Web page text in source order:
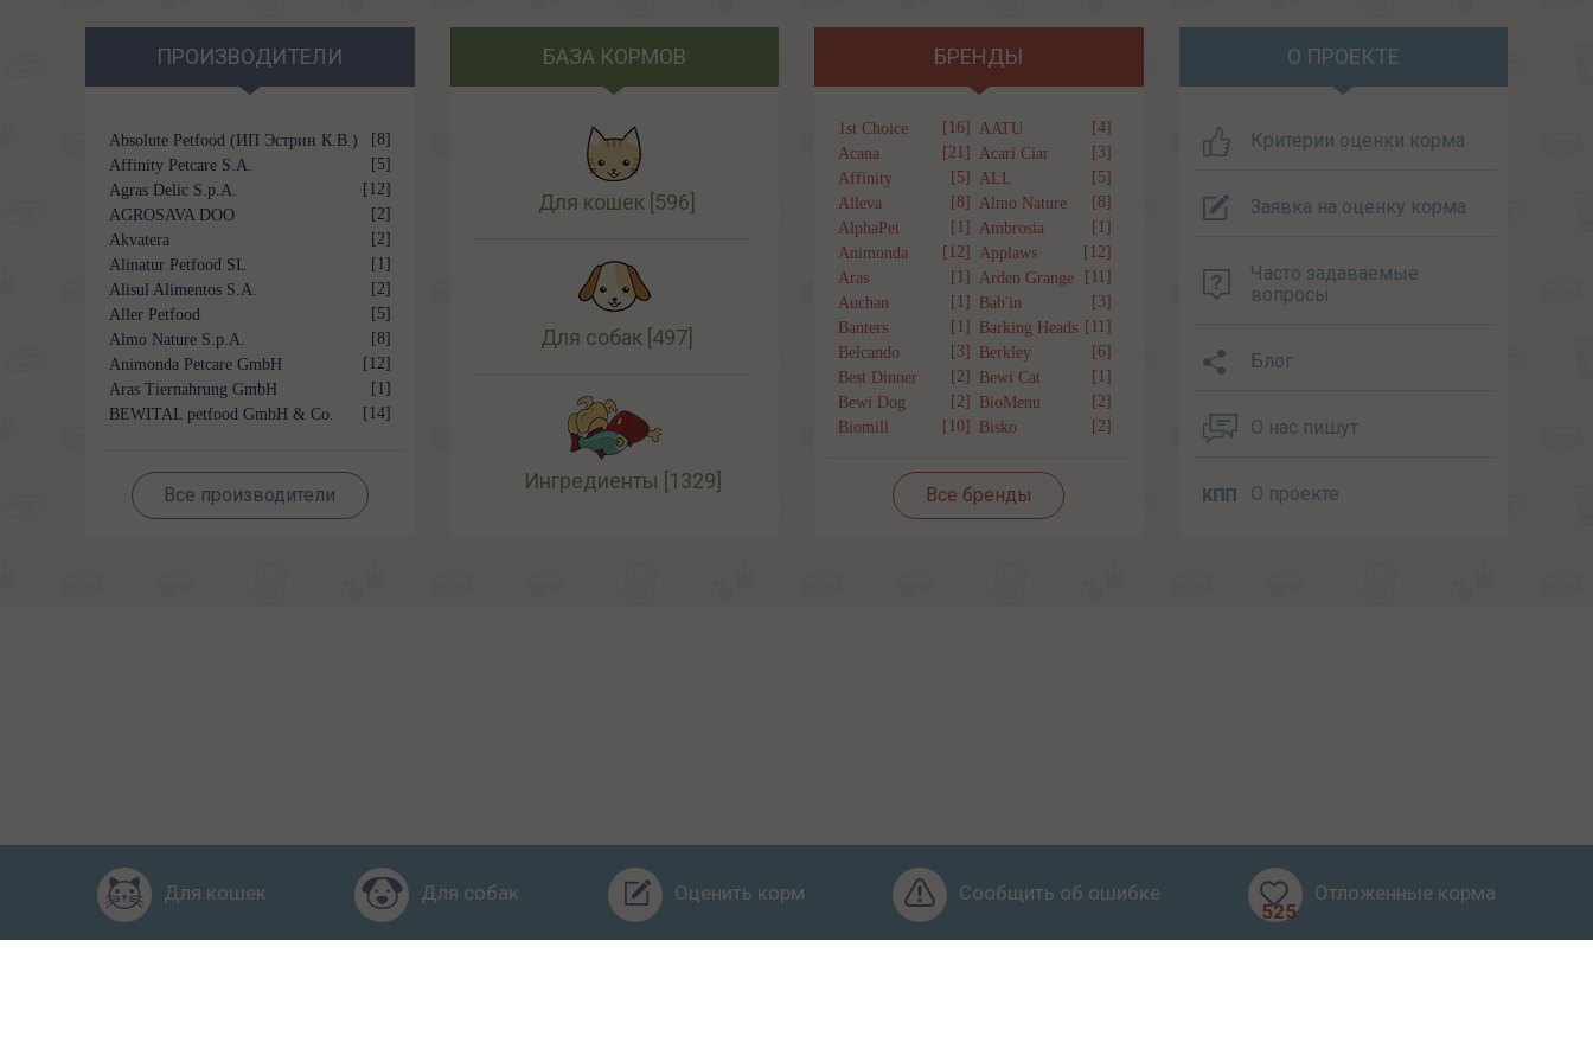
ПРОИЗВОДИТЕЛИ
Absolute Petfood (ИП Эстрин К.В.)
[8]
Affinity Petcare S.A.
[5]
Agras Delic S.p.A.
[12]
AGROSAVA DOO
[2]
Akvatera
[2]
Alinatur Petfood SL
[1]
Alisul Alimentos S.A.
[2]
Aller Petfood
[5]
Almo Nature S.p.A.
[8]
Animonda Petcare GmbH
[12]
Aras Tiernahrung GmbH
[1]
BEWITAL petfood GmbH & Co.
[14]
Все производители
БАЗА КОРМОВ
Для кошек [596]
Для собак [497]
Ингредиенты [1329]
БРЕНДЫ
1st Choice [16] AATU
[4]
Acana
[21] Acari Ciar
[3]
Affinity
[5] ALL
[5]
Alleva
[8] Almo Nature
[8]
AlphaPet
[1] Ambrosia
[1]
Animonda
[12] Applaws
[12]
Aras
[1] Arden Grange
[11]
Auchan
[1] Bab'in
[3]
Banters
[1] Barking Heads [11]
Belcando
[3] Berkley
[6]
Best Dinner
[2] Bewi Cat
[1]
Bewi Dog
[2] BioMenu
[2]
Biomill
[10] Bisko [2]
Все бренды
О ПРОЕКТЕ
Критерии оценки корма
Заявка на оценку корма
Часто задаваемые
вопросы
Блог
О нас пишут
О проекте
Для кошек Для собак Оценить корм
Сообщить об ошибке
525
Отложенные корма